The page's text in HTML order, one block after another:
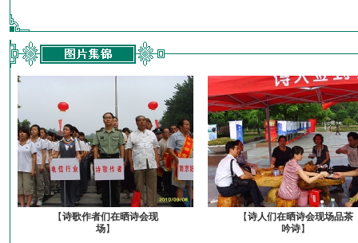
【诗歌作者们在晒诗会现
场】
【诗人们在晒诗会现场品茶
吟诗】